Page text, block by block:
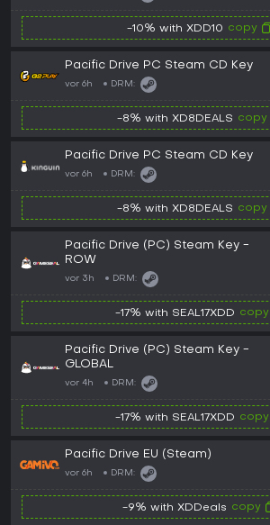
-10% with XDD10 copy
Pacific Drive PC Steam CD Key
vor 6h DRM:
-8% with XD8DEALS copy
Pacific Drive PC Steam CD Key
vor 6h DRM:
-8% with XD8DEALS copy
Pacific Drive (PC) Steam Key -
ROW
vor 3h DRM:
-17% with SEAL17XDD copy
Pacific Drive (PC) Steam Key -
GLOBAL
vor 4h DRM:
-17% with SEAL17XDD copy
Pacific Drive EU (Steam)
vor 6h DRM:
-9% with XDDeals copy